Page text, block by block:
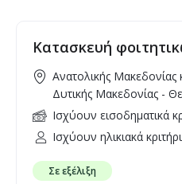
Κατασκευή
Ανατολικής Μακεδονίας
Δυτικής Μακεδονίας -
Ισχύουν εισοδηματικά
Ισχύουν ηλικιακά
Σε εξέλιξη